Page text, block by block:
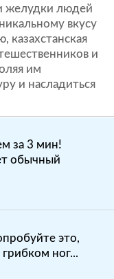
желудки людей
вкусу
казахстанская
и
им
и насладиться
за 3 мин!
обычный
это,
ног...